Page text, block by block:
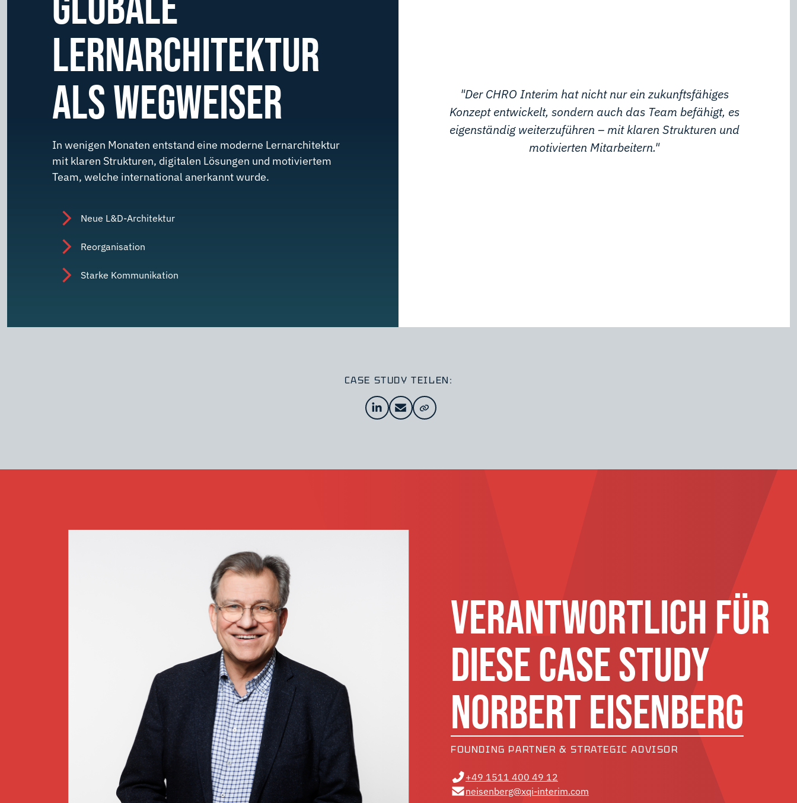
LERNARCHITEKTUR
ALS WEGWEISER
In wenigen Monaten entstand eine moderne Lernarchitektur
mit klaren Strukturen, digitalen Lösungen und motiviertem
Team, welche international anerkannt wurde.
Neue L&D-Architektur
Reorganisation
Starke Kommunikation
"Der CHRO Interim hat nicht nur ein zukunftsfähiges
Konzept entwickelt, sondern auch das Team befähigt, es
eigenständig weiterzuführen – mit klaren Strukturen und
motivierten Mitarbeitern."
CASE STUDY TEILEN:
VERANTWORTLICH FÜR
DIESE CASE STUDY
NORBERT EISENBERG
FOUNDING PARTNER & STRATEGIC ADVISOR
+49 1511 400 49 12
neisenberg@xqi-interim.com